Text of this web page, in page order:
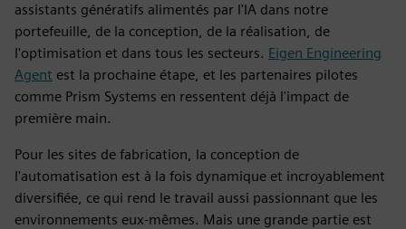
assistants génératifs alimentés par l'IA dans notre
portefeuille, de la conception, de la réalisation, de
l'optimisation et dans tous les secteurs. Eigen Engineering
Agent est la prochaine étape, et les partenaires pilotes
comme Prism Systems en ressentent déjà l'impact de
première main.
Pour les sites de fabrication, la conception de
l'automatisation est à la fois dynamique et incroyablement
diversifiée, ce qui rend le travail aussi passionnant que les
environnements eux-mêmes. Mais une grande partie est